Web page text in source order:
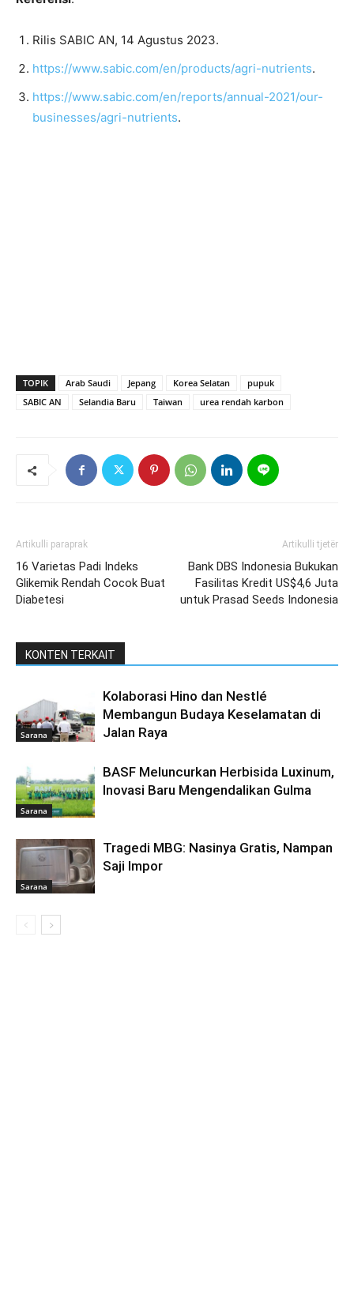
Rilis SABIC AN, 14 Agustus 2023.
https://www.sabic.com/en/products/agri-nutrients.
https://www.sabic.com/en/reports/annual-2021/our-
businesses/agri-nutrients.
TOPIK Arab Saudi Jepang Korea Selatan
pupuk
SABIC AN
Selandia Baru Taiwan urea rendah karbon
Artikulli paraprak
16 Varietas Padi Indeks
Glikemik Rendah Cocok Buat
Diabetesi
Artikulli tjetër
Bank DBS Indonesia Bukukan
Fasilitas Kredit US$4,6 Juta
untuk Prasad Seeds Indonesia
KONTEN TERKAIT
Sarana
Kolaborasi Hino dan Nestlé
Membangun Budaya Keselamatan di
Jalan Raya
Sarana
BASF Meluncurkan Herbisida Luxinum,
Inovasi Baru Mengendalikan Gulma
Sarana
Tragedi MBG: Nasinya Gratis, Nampan
Saji Impor